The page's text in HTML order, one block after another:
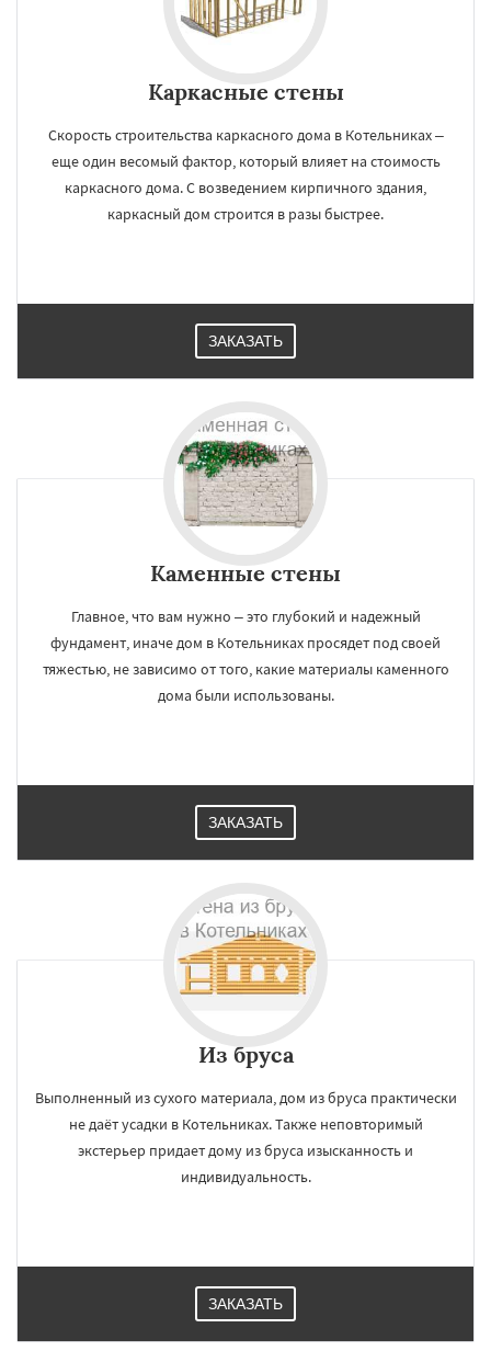
Каркасные стены
Скорость строительства каркасного дома в Котельниках –
еще один весомый фактор, который влияет на стоимость
каркасного дома. С возведением кирпичного здания,
каркасный дом строится в разы быстрее.
ЗАКАЗАТЬ
Каменные стены
Главное, что вам нужно – это глубокий и надежный
фундамент, иначе дом в Котельниках просядет под своей
тяжестью, не зависимо от того, какие материалы каменного
дома были использованы.
ЗАКАЗАТЬ
Из бруса
Выполненный из сухого материала, дом из бруса практически
не даёт усадки в Котельниках. Также неповторимый
экстерьер придает дому из бруса изысканность и
индивидуальность.
ЗАКАЗАТЬ